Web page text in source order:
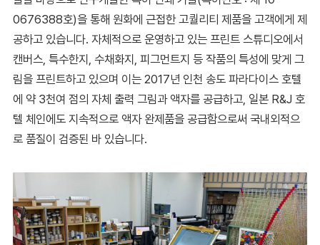
0676388호)을 통해 원화에 근접한 고퀄리티 제품을 고객에게 제
공하고 있습니다. 자체적으로 운영하고 있는 프린트 스튜디오에서
캔버스, 특수한지, 수채화지, 피그먼트지 등 작품의 특성에 맞게 그
림을 프린트하고 있으며 이는 2017년 인천 송도 파라다이스 호텔
에 약 3천여 점의 자체 출력 그림과 액자를 공급하고, 일본 R&J 호
텔 체인에도 지속적으로 액자 완제품을 공급함으로써 국내외적으
로 품질이 검증된 바 있습니다.